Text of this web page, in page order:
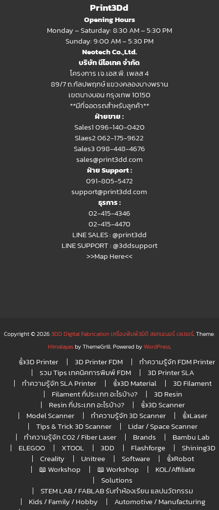
Print3Dd
Opening Hours
Monday – Saturday: 8:30 AM – 5:30 PM
Sunday: 9:00 AM – 5:30 PM
Neotech Co.,Ltd.
บริษัท นีโอเทค จำกัด
โครงการ เจ.เอส.พี. เพลส 4
89/7 ถ.กัลปพฤกษ์ แขวงคลองบางพราน
เขตบางบอน กรุงเทพ 10150
**มีที่จอดรถสำหรับลูกค้า**
ฝ่ายขาย :
Sales1 096-140-0420
Slaes2062-175-9622
Sales3 098-448-4676
sales@print3dd.com
ฝ่าย Support :
091-805-5472
support@print3dd.com
ธุรการ :
02-415-4346
02-415-4470
LINE SALES :@print3dd
LINE SUPPORT :@3ddsupport
>>Map Here<<
Copyright © 20263DD Digital Fabrication เครื่องพิมพ์3มิติ สแกนเนอร์ เลเซอร์. Theme:
Himalayasby ThemeGrill. Powered byWordPress.
👍3D Printer 3D Printer FDM
ทำความรู้จัก FDM Printer
รวม Tips เทคนิคการพิมพ์ FDM
3D Printer SLA
ทำความรู้จัก SLA Printer
👍3D Material
3D Filament
Filament กี่ประเภท อะไรบ้าง?
3D Resin
Resin กี่ประเภท อะไรบ้าง?
👍3D Scanner
Model Scanner
ทำความรู้จัก 3D Scanner
👍Laser
Tips & Trick 3D Scanner
Lidar / Space Scanner
ทำความรู้จัก CO2 / Fiber Laser
Brands
Bambu Lab
ELEGOO
XTOOL 3DD Flashforge
Shining3D
Creality
Unitree Software
👍Robot
📖 Workshop
📖 Workshop
KOL/Affiliate
Solutions
STEM LAB / FABLAB รับทำห้องเรียน แลปนวัตกรรม
Kids / Family / Hobby
Automotive / Manufacturing